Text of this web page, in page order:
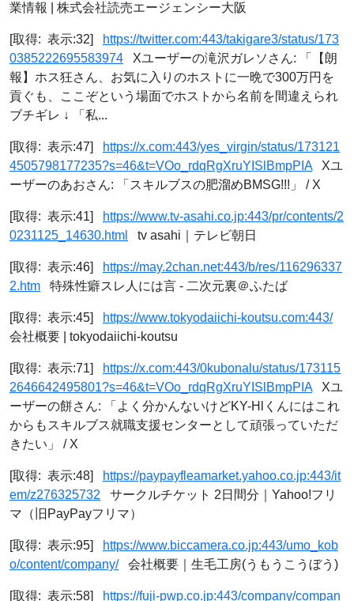
業情報 | 株式会社読売エージェンシー大阪
[取得: 表示:32]
https://twitter.com:443/takigare3/status/173
0385222695583974 Xユーザーの滝沢ガレソさん: 「【朗
報】ホス狂さん、お気に入りのホストに一晩で300万円を
貢ぐも、ここぞという場面でホストから名前を間違えられ
ブチギレ ↓ 「私...
[取得: 表示:47]
https://x.com:443/yes_virgin/status/173121
4505798177235?s=46&t=VOo_rdqRgXruYISlBmpPIAXユ
ーザーのあおさん: 「スキルブスの肥溜めBMSG!!!」 / X
[取得: 表示:41]
https://www.tv-asahi.co.jp:443/pr/contents/2
0231125_14630.html
tv asahi｜テレビ朝日
[取得: 表示:46]
https://may.2chan.net:443/b/res/116296337
2.htm 特殊性癖スレ人には言 - 二次元裏＠ふたば
[取得: 表示:45]
https://www.tokyodaiichi-koutsu.com:443/
会社概要 | tokyodaiichi-koutsu
[取得: 表示:71]
https://x.com:443/0kubonalu/status/173115
2646642495801?s=46&t=VOo_rdqRgXruYISlBmpPIAXユ
ーザーの餅さん: 「よく分かんないけどKY-Hlくんにはこれ
からもスキルブス就職支援センターとして頑張っていただ
きたい」 / X
[取得: 表示:48]
https://paypayfleamarket.yahoo.co.jp:443/it
em/z276325732 サークルチケット 2日間分｜Yahoo!フリ
マ（旧PayPayフリマ）
[取得: 表示:95]
https://www.biccamera.co.jp:443/umo_kob
o/content/company/会社概要｜生毛工房(うもうこうぼう)
[取得: 表示:58] https://fuji-pwp.co.jp:443/company/compan